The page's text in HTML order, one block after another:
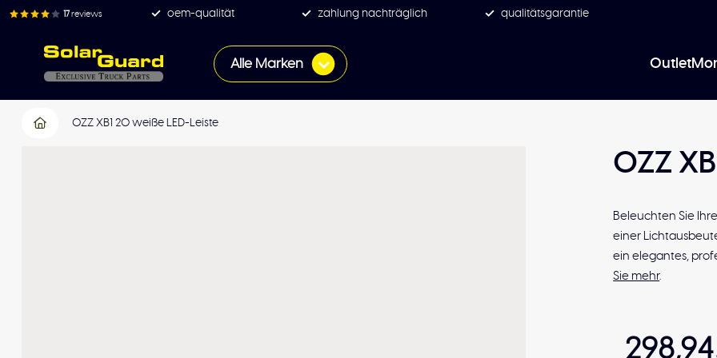
17reviews oem-qualität zahlung nachträglich qualitätsgarantie
Alle Marken Outlet
OZZ XB1 20 weiße LED-Leiste
OZZ
Beleuchten Sie
einer
ein elegantes,
Sie mehr.
298,94